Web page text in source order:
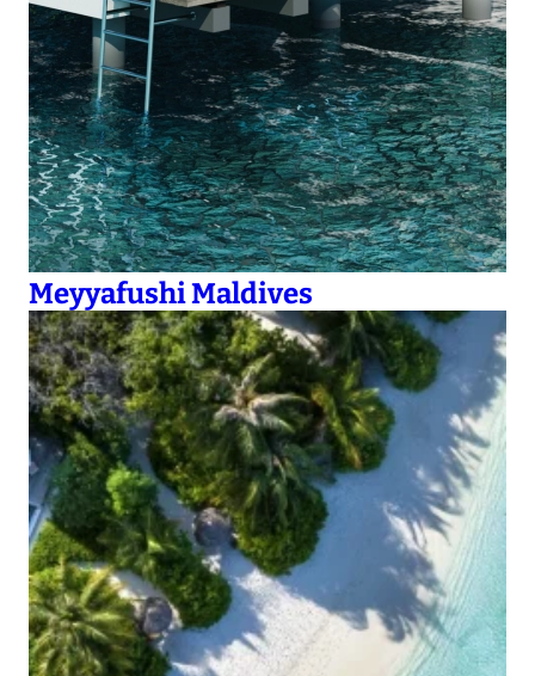
Meyyafushi Maldives